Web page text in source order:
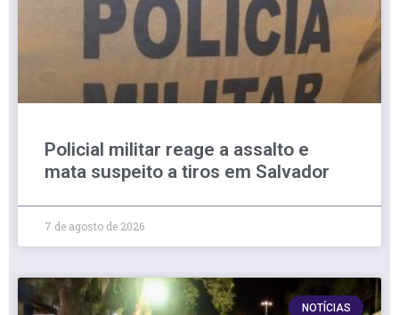
Policial militar reage a assalto e
mata suspeito a tiros em Salvador
7 de agosto de 2026
NOTÍCIAS